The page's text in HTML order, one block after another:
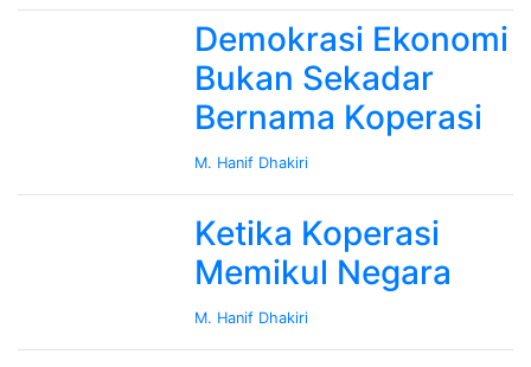
Demokrasi Ekonomi
Bukan Sekadar
Bernama Koperasi
M. Hanif Dhakiri
Ketika Koperasi
Memikul Negara
M. Hanif Dhakiri